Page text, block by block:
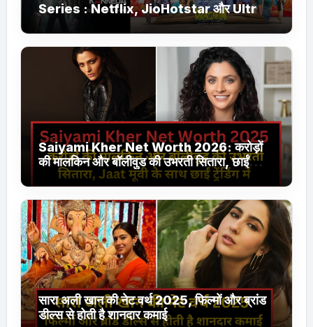
Series : Netflix, JioHotstar और Ultra
Jhakaas पर नई वेब सीरीज और फिल्में
Saiyami Kher Net Worth 2026: करोड़ों
की मालकिन और बॉलीवुड की उभरती सितारा, छाईं
ट्रेंडिंग में
सारा अली खान की नेट वर्थ 2025, फिल्मों और ब्रांड
डील्स से होती है शानदार कमाई